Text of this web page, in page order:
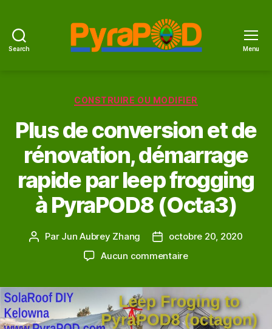
Search
solaire
Menu
Catégories
CONSTRUIRE OU MODIFIER
Plus de conversion et de
rénovation, démarrage
rapide par leep frogging
à PyraPOD8 (Octa3)
Auteur
Par Jun Aubrey Zhang
Dateoctobre 20, 2020
Aucun commentairesur
conversion
et
de